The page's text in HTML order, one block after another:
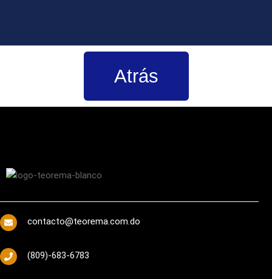
Atrás
contacto@teorema.com.do
(809)-683-6783